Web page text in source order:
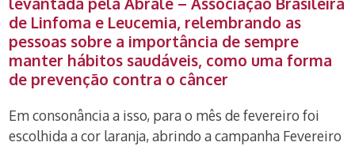
de Linfoma e Leucemia, relembrando as
pessoas sobre a importância de sempre
manter hábitos saudáveis, como uma forma
de prevenção contra o câncer
Em consonância a isso, para o mês de fevereiro foi
escolhida a cor laranja, abrindo a campanha Fevereiro